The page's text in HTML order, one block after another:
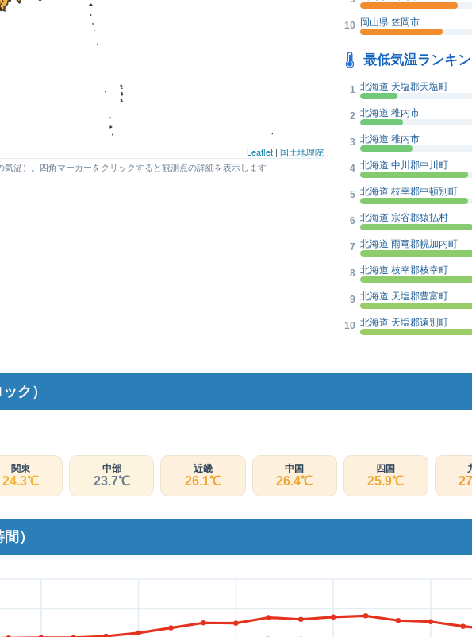
Leaflet | 国土地理院
温）。四角マーカーをクリックすると観測点の詳細を表示します
10 岡山県 笠岡市
最低気温ランキン
1 北海道 天塩郡天塩町
2 北海道 稚内市
3 北海道 稚内市
4 北海道 中川郡中川町
5 北海道 枝幸郡中頓別町
6 北海道 宗谷郡猿払村
7 北海道 雨竜郡幌加内町
8 北海道 枝幸郡枝幸町
9 北海道 天塩郡豊富町
10 北海道 天塩郡遠別町
ク）
関東
24.3℃
中部
23.7℃
近畿
26.1℃
中国
26.4℃
四国
25.9℃
）